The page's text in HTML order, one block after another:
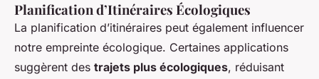
Planification d’Itinéraires Écologiques
La planification d’itinéraires peut également influencer
notre empreinte écologique. Certaines applications
suggèrent des trajets plus écologiques, réduisant